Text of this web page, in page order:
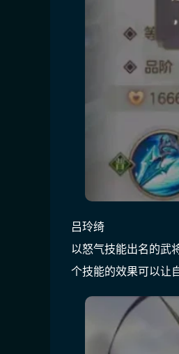
吕玲绮
以怒气技能出名的武
个技能的效果可以让